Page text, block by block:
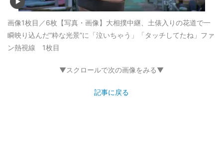
画像1枚目／6枚 【写真・画像】大相撲中継、土俵入りの花道で一
瞬映り込んだ“粋な光景”に「泣いちゃう」「タッチしてたね」ファ
ン熱視線 1枚目
▼スクロールで次の画像をみる▼
記事に戻る